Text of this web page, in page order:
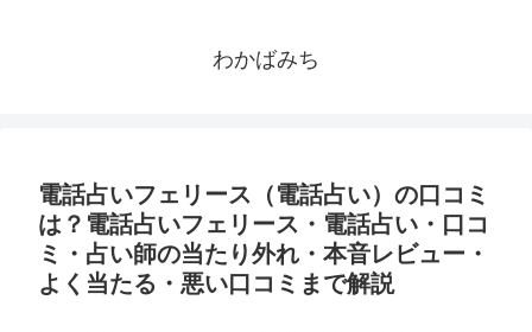
わかばみち
電話占いフェリース（電話占い）の口コミ
は？電話占いフェリース・電話占い・口コ
ミ・占い師の当たり外れ・本音レビュー・
よく当たる・悪い口コミまで解説